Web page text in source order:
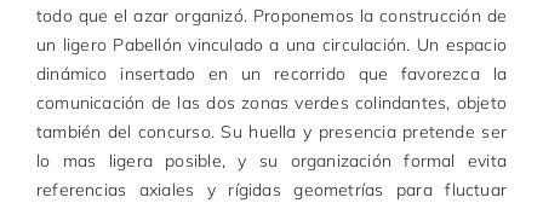
todo que el azar organizó. Proponemos la construcción de
un ligero Pabellón vinculado a una circulación. Un espacio
dinámico insertado en un recorrido que favorezca la
comunicación de las dos zonas verdes colindantes, objeto
también del concurso. Su huella y presencia pretende ser
lo mas ligera posible, y su organización formal evita
referencias axiales y rígidas geometrías para fluctuar